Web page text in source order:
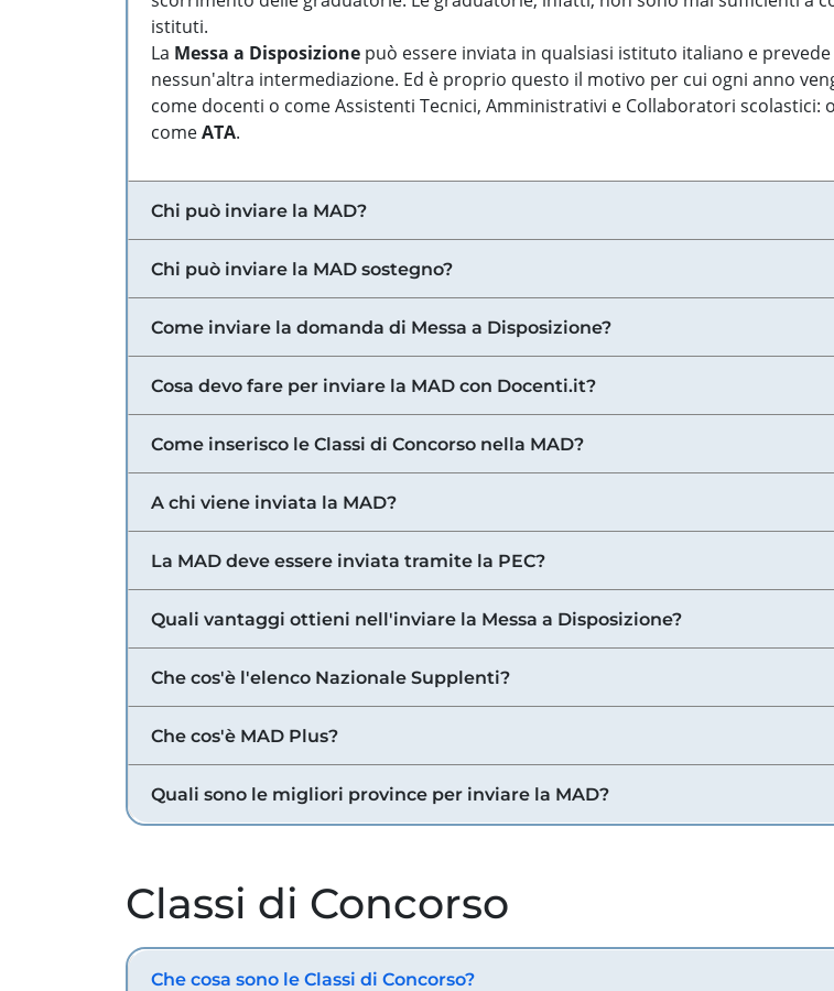
istituti.
La Messa a Disposizione può essere inviata in qualsiasi istituto italiano e
nessun'altra intermediazione. Ed è proprio questo il motivo per cui ogni anno
come docenti o come Assistenti Tecnici, Amministrativi e Collaboratori
comeATA.
Chi può inviare la MAD?
Chi può inviare la MAD sostegno?
Come inviare la domanda di Messa a Disposizione?
Cosa devo fare per inviare la MAD con Docenti.it?
Come inserisco le Classi di Concorso nella MAD?
A chi viene inviata la MAD?
La MAD deve essere inviata tramite la PEC?
Quali vantaggi ottieni nell'inviare la Messa a Disposizione?
Che cos'è l'elenco Nazionale Supplenti?
Che cos'è MAD Plus?
Quali sono le migliori province per inviare la MAD?
Classi di Concorso
Che cosa sono le Classi di Concorso?